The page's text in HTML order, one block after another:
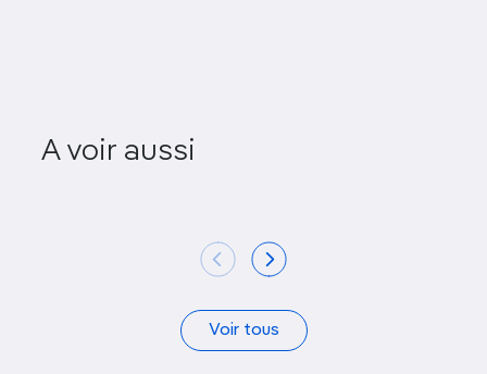
A voir aussi
Nobelmuseet
Voir tous